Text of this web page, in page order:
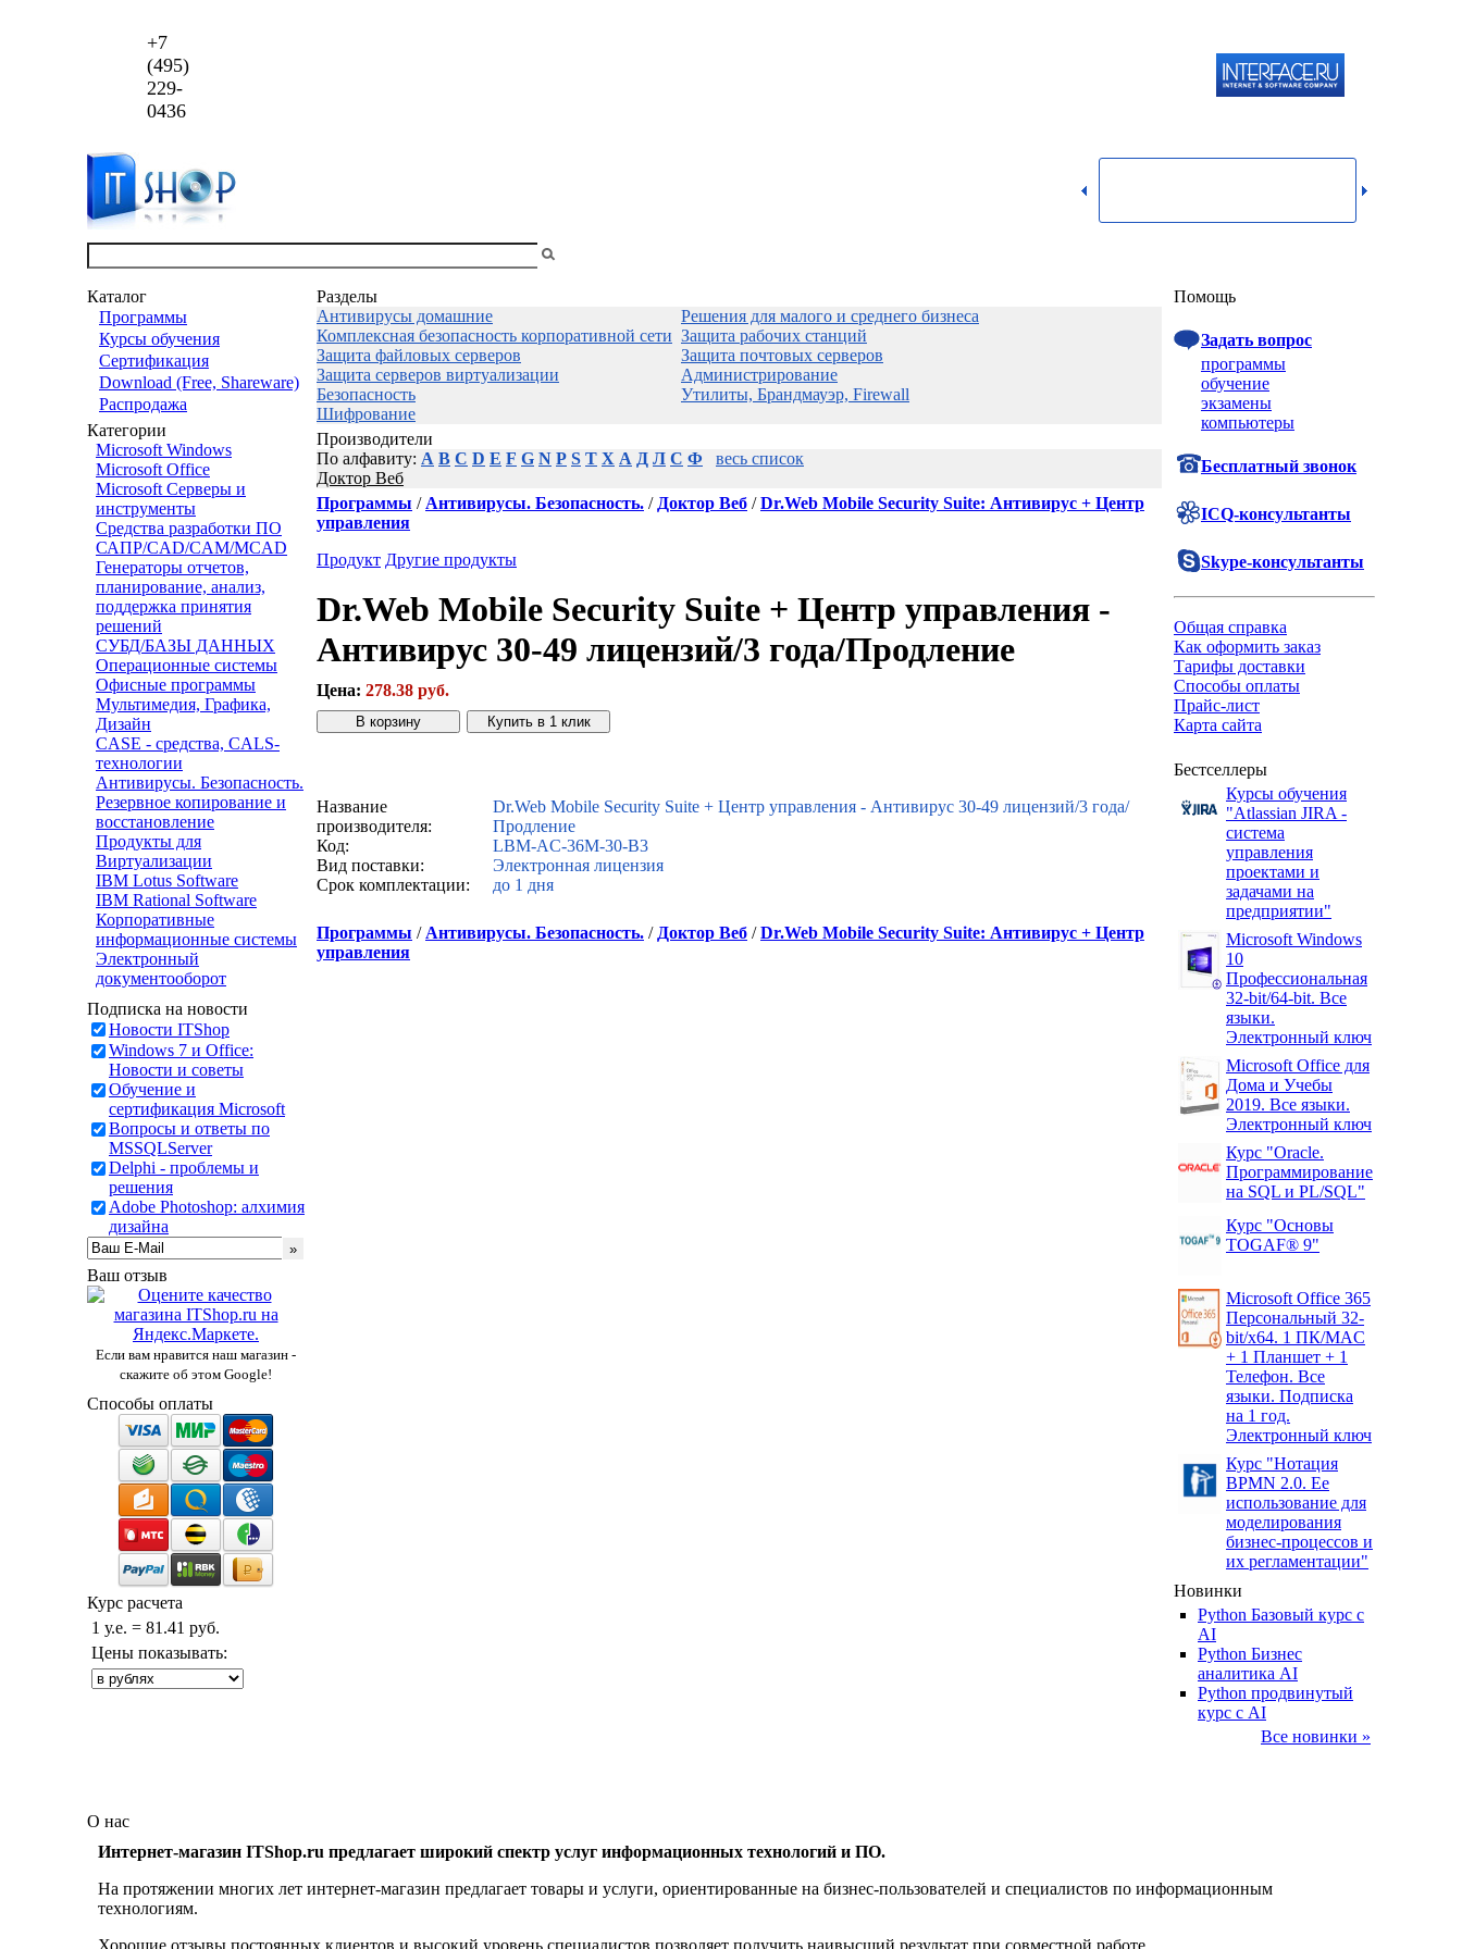
+7
(495)
229-
0436
Каталог
Программы
Курсы обучения
Сертификация
Download (Free, Shareware)
Распродажа
Категории
Microsoft Windows
Microsoft Office
Microsoft Серверы и
инструменты
Средства разработки ПО
САПР/CAD/CAM/MCAD
Генераторы отчетов,
планирование, анализ,
поддержка принятия
решений
СУБД/БАЗЫ ДАННЫХ
Операционные системы
Офисные программы
Мультимедия, Графика,
Дизайн
CASE - средства, CALS-
технологии
Антивирусы. Безопасность.
Резервное копирование и
восстановление
Продукты для
Виртуализации
IBM Lotus Software
IBM Rational Software
Корпоративные
информационные системы
Электронный
документооборот
Подписка на новости
Новости ITShop
Windows 7 и Office:
Новости и советы
Обучение и
сертификация Microsoft
Вопросы и ответы по
MSSQLServer
Delphi - проблемы и
решения
Adobe Photoshop: алхимия
дизайна
Ваш отзыв
Если вам нравится наш магазин -
скажите об этом Google!
Способы оплаты
Курс расчета
1 у.е. = 81.41 руб.
Цены показывать:
Разделы
Антивирусы домашние
Решения для малого и среднего бизнеса
Комплексная безопасность корпоративной сети Защита рабочих станций
Защита файловых серверов
Защита почтовых серверов
Защита серверов виртуализации
Администрирование
Безопасность
Утилиты, Брандмауэр, Firewall
Шифрование
Производители
По алфавиту: A B C D E F G N P S T X А Д Л С Ф
весь список
Доктор Веб
Программы / Антивирусы. Безопасность. / Доктор Веб /Dr.Web Mobile Security Suite: Антивирус + Центр
управления
Продукт Другие продукты
Dr.Web Mobile Security Suite + Центр управления -
Антивирус 30-49 лицензий/3 года/Продление
Цена: 278.38 руб.
Название
производителя:
Dr.Web Mobile Security Suite + Центр управления - Антивирус 30-49 лицензий/3 года/
Продление
Код:
LBM-AC-36M-30-B3
Вид поставки:
Электронная лицензия
Срок комплектации:
до 1 дня
Программы / Антивирусы. Безопасность. / Доктор Веб /Dr.Web Mobile Security Suite: Антивирус + Центр
управления
Помощь
Задать вопрос
программы
обучение
экзамены
компьютеры
Бесплатный звонок
ICQ-консультанты
Skype-консультанты
Общая справка
Как оформить заказ
Тарифы доставки
Способы оплаты
Прайс-лист
Карта сайта
Бестселлеры
Курсы обучения
"Atlassian JIRA -
система
управления
проектами и
задачами на
предприятии"
Microsoft Windows
10
Профессиональная
32-bit/64-bit. Все
языки.
Электронный ключ
Microsoft Office для
Дома и Учебы
2019. Все языки.
Электронный ключ
Курс "Oracle.
Программирование
на SQL и PL/SQL"
Курс "Основы
TOGAF® 9"
Microsoft Office 365
Персональный 32-
bit/x64. 1 ПК/MAC
+ 1 Планшет + 1
Телефон. Все
языки. Подписка
на 1 год.
Электронный ключ
Курс "Нотация
BPMN 2.0. Ее
использование для
моделирования
бизнес-процессов и
их регламентации"
Новинки
Python Базовый курс c
AI
Python Бизнес
аналитика AI
Python продвинутый
курс с AI
Все новинки »
О нас
Интернет-магазин ITShop.ru предлагает широкий спектр услуг информационных технологий и ПО.
На протяжении многих лет интернет-магазин предлагает товары и услуги, ориентированные на бизнес-пользователей и специалистов по информационным
технологиям.
Хорошие отзывы постоянных клиентов и высокий уровень специалистов позволяет получить наивысший результат при совместной работе.